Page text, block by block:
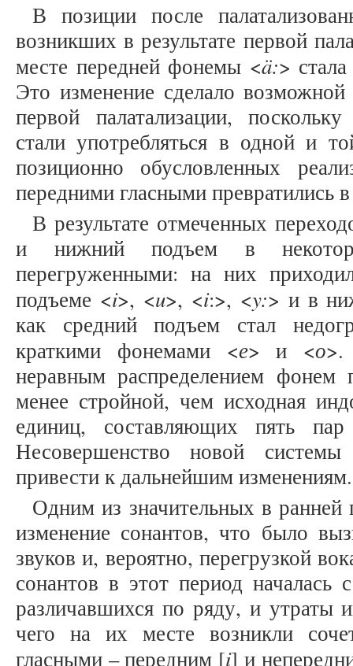
В позиции после
возникших в результате первой
месте передней фонемы <ä:>
Это изменение сделало возможной
первой палатализации,
стали употребляться в одной и
позиционно обусловленных
передними гласными превратились
В результате отмеченных
и нижний подъем в
перегруженными: на них
подъеме <i>, <u>, <i:>, <y:> и в
как средний подъем стал
краткими фонемами <е> и <о>.
неравным распределением
менее стройной, чем исходная
единиц, составляющих пять
Несовершенство новой
привести к дальнейшим изменениям.
Одним из значительных в ранней
изменение сонантов, что было
звуков и, вероятно, перегрузкой
сонантов в этот период началась
различавшихся по ряду, и утраты
чего на их месте возникли
гласными – передним [i] и